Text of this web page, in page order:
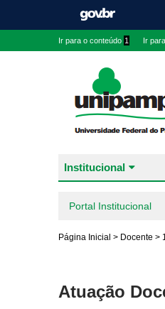
Ir para o conteúdo 1 Ir
Institucional
Portal Institucional
Página Inicial > Docente >
Atuação